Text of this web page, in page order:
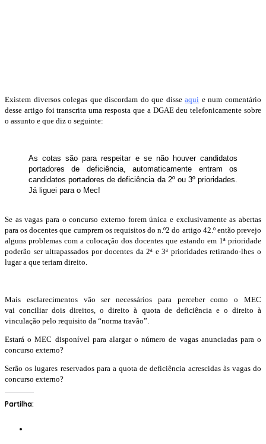
Existem diversos colegas que discordam do que disseaqui e num comentário
desse artigo foi transcrita uma resposta que a DGAE deu telefonicamente sobre
o assunto e que diz o seguinte:
As cotas são para respeitar e se não houver candidatos
portadores de deficiência, automaticamente entram os
candidatos portadores de deficiência da 2º ou 3º prioridades.
Já liguei para o Mec!
Se as vagas para o concurso externo forem única e exclusivamente as abertas
para os docentes que cumprem os requisitos do n.º2 do artigo 42.º então prevejo
alguns problemas com a colocação dos docentes que estando em 1ª prioridade
poderão ser ultrapassados por docentes da 2ª e 3ª prioridades retirando-lhes o
lugar a que teriam direito.
Mais esclarecimentos vão ser necessários para perceber como o MEC
vai conciliar dois direitos, o direito à quota de deficiência e o direito à
vinculação pelo requisito da “norma travão”.
Estará o MEC disponível para alargar o número de vagas anunciadas para o
concurso externo?
Serão os lugares reservados para a quota de deficiência acrescidas às vagas do
concurso externo?
Partilha: